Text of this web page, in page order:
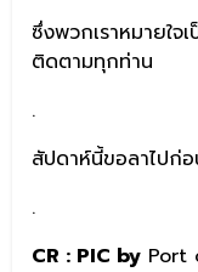
ซึ่งพวกเราหมายใจ
ติดตามทุกท่าน
.
สัปดาห์นี้ขอลาไปก่
.
CR : PIC by Port